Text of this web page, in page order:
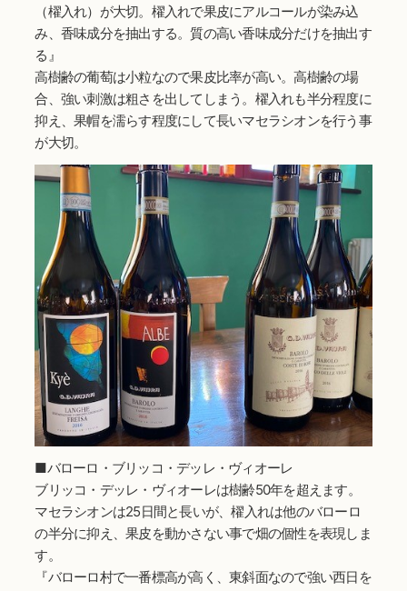
（櫂入れ）が大切。櫂入れで果皮にアルコールが染み込
み、香味成分を抽出する。質の高い香味成分だけを抽出す
る』
高樹齢の葡萄は小粒なので果皮比率が高い。高樹齢の場
合、強い刺激は粗さを出してしまう。櫂入れも半分程度に
抑え、果帽を濡らす程度にして長いマセラシオンを行う事
が大切。
■バローロ・ブリッコ・デッレ・ヴィオーレ
ブリッコ・デッレ・ヴィオーレは樹齢50年を超えます。
マセラシオンは25日間と長いが、櫂入れは他のバローロ
の半分に抑え、果皮を動かさない事で畑の個性を表現しま
す。
『バローロ村で一番標高が高く、東斜面なので強い西日を